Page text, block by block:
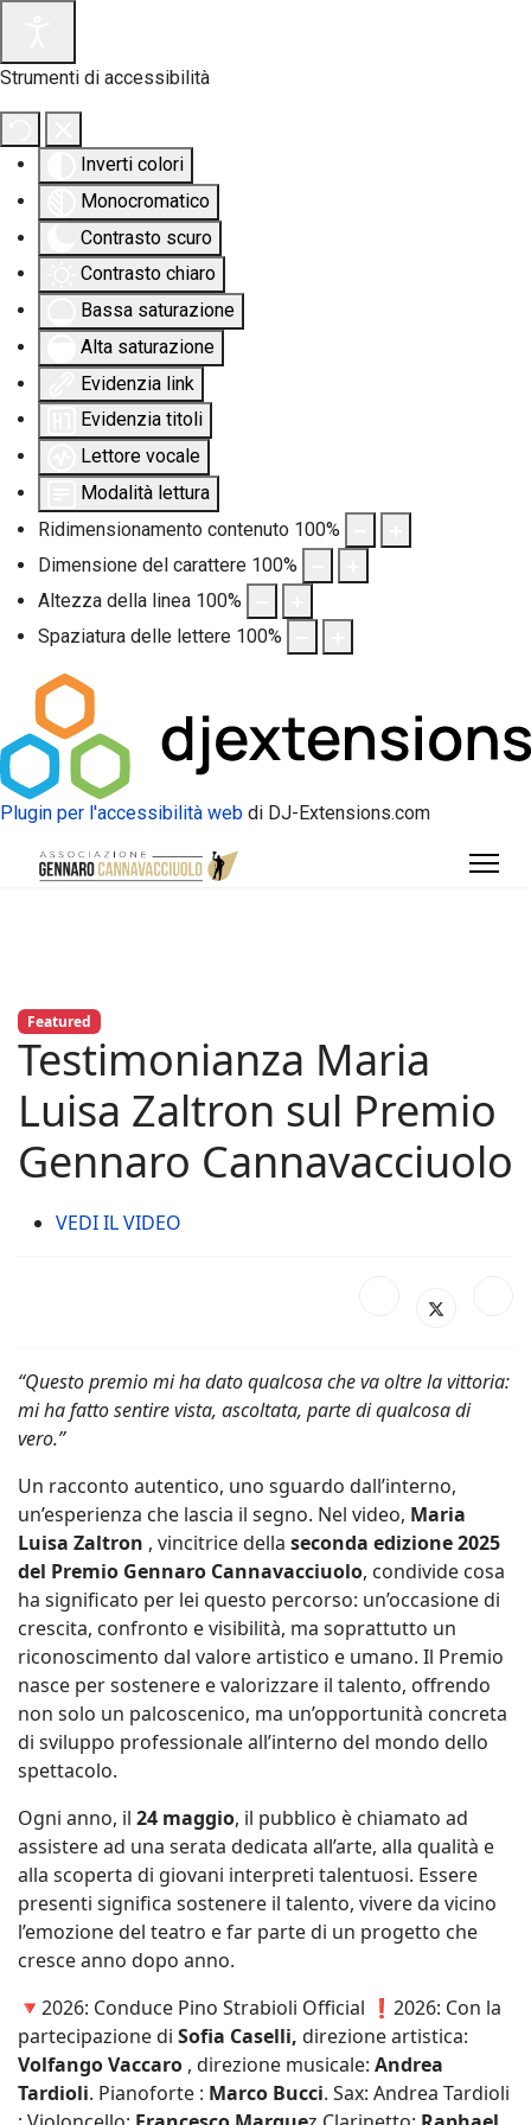
Strumenti di accessibilità
Inverti colori
Monocromatico
Contrasto scuro
Contrasto chiaro
Bassa saturazione
Alta saturazione
Evidenzia link
Evidenzia titoli
Lettore vocale
Modalità lettura
Ridimensionamento contenuto 100%
Dimensione del carattere 100%
Altezza della linea 100%
Spaziatura delle lettere 100%
Plugin per l'accessibilità web di DJ-Extensions.com
Featured
Testimonianza Maria
Luisa Zaltron sul Premio
Gennaro Cannavacciuolo
VEDI IL VIDEO
“Questo premio mi ha dato qualcosa che va oltre la vittoria:
mi ha fatto sentire vista, ascoltata, parte di qualcosa di
vero.”
Un racconto autentico, uno sguardo dall’interno,
un’esperienza che lascia il segno. Nel video, Maria
Luisa Zaltron , vincitrice della seconda edizione 2025
del Premio Gennaro Cannavacciuolo, condivide cosa
ha significato per lei questo percorso: un’occasione di
crescita, confronto e visibilità, ma soprattutto un
riconoscimento dal valore artistico e umano. Il Premio
nasce per sostenere e valorizzare il talento, offrendo
non solo un palcoscenico, ma un’opportunità concreta
di sviluppo professionale all’interno del mondo dello
spettacolo.
Ogni anno, il 24 maggio, il pubblico è chiamato ad
assistere ad una serata dedicata all’arte, alla qualità e
alla scoperta di giovani interpreti talentuosi. Essere
presenti significa sostenere il talento, vivere da vicino
l’emozione del teatro e far parte di un progetto che
cresce anno dopo anno.
🔻2026: Conduce Pino Strabioli Official ❗2026: Con la
partecipazione di Sofia Caselli, direzione artistica:
Volfango Vaccaro , direzione musicale: Andrea
Tardioli. Pianoforte : Marco Bucci. Sax: Andrea Tardioli